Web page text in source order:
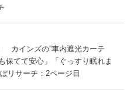
カインズの“車内遮光カーテ
てて安心」「ぐっすり眠れま
リサーチ：2ページ目